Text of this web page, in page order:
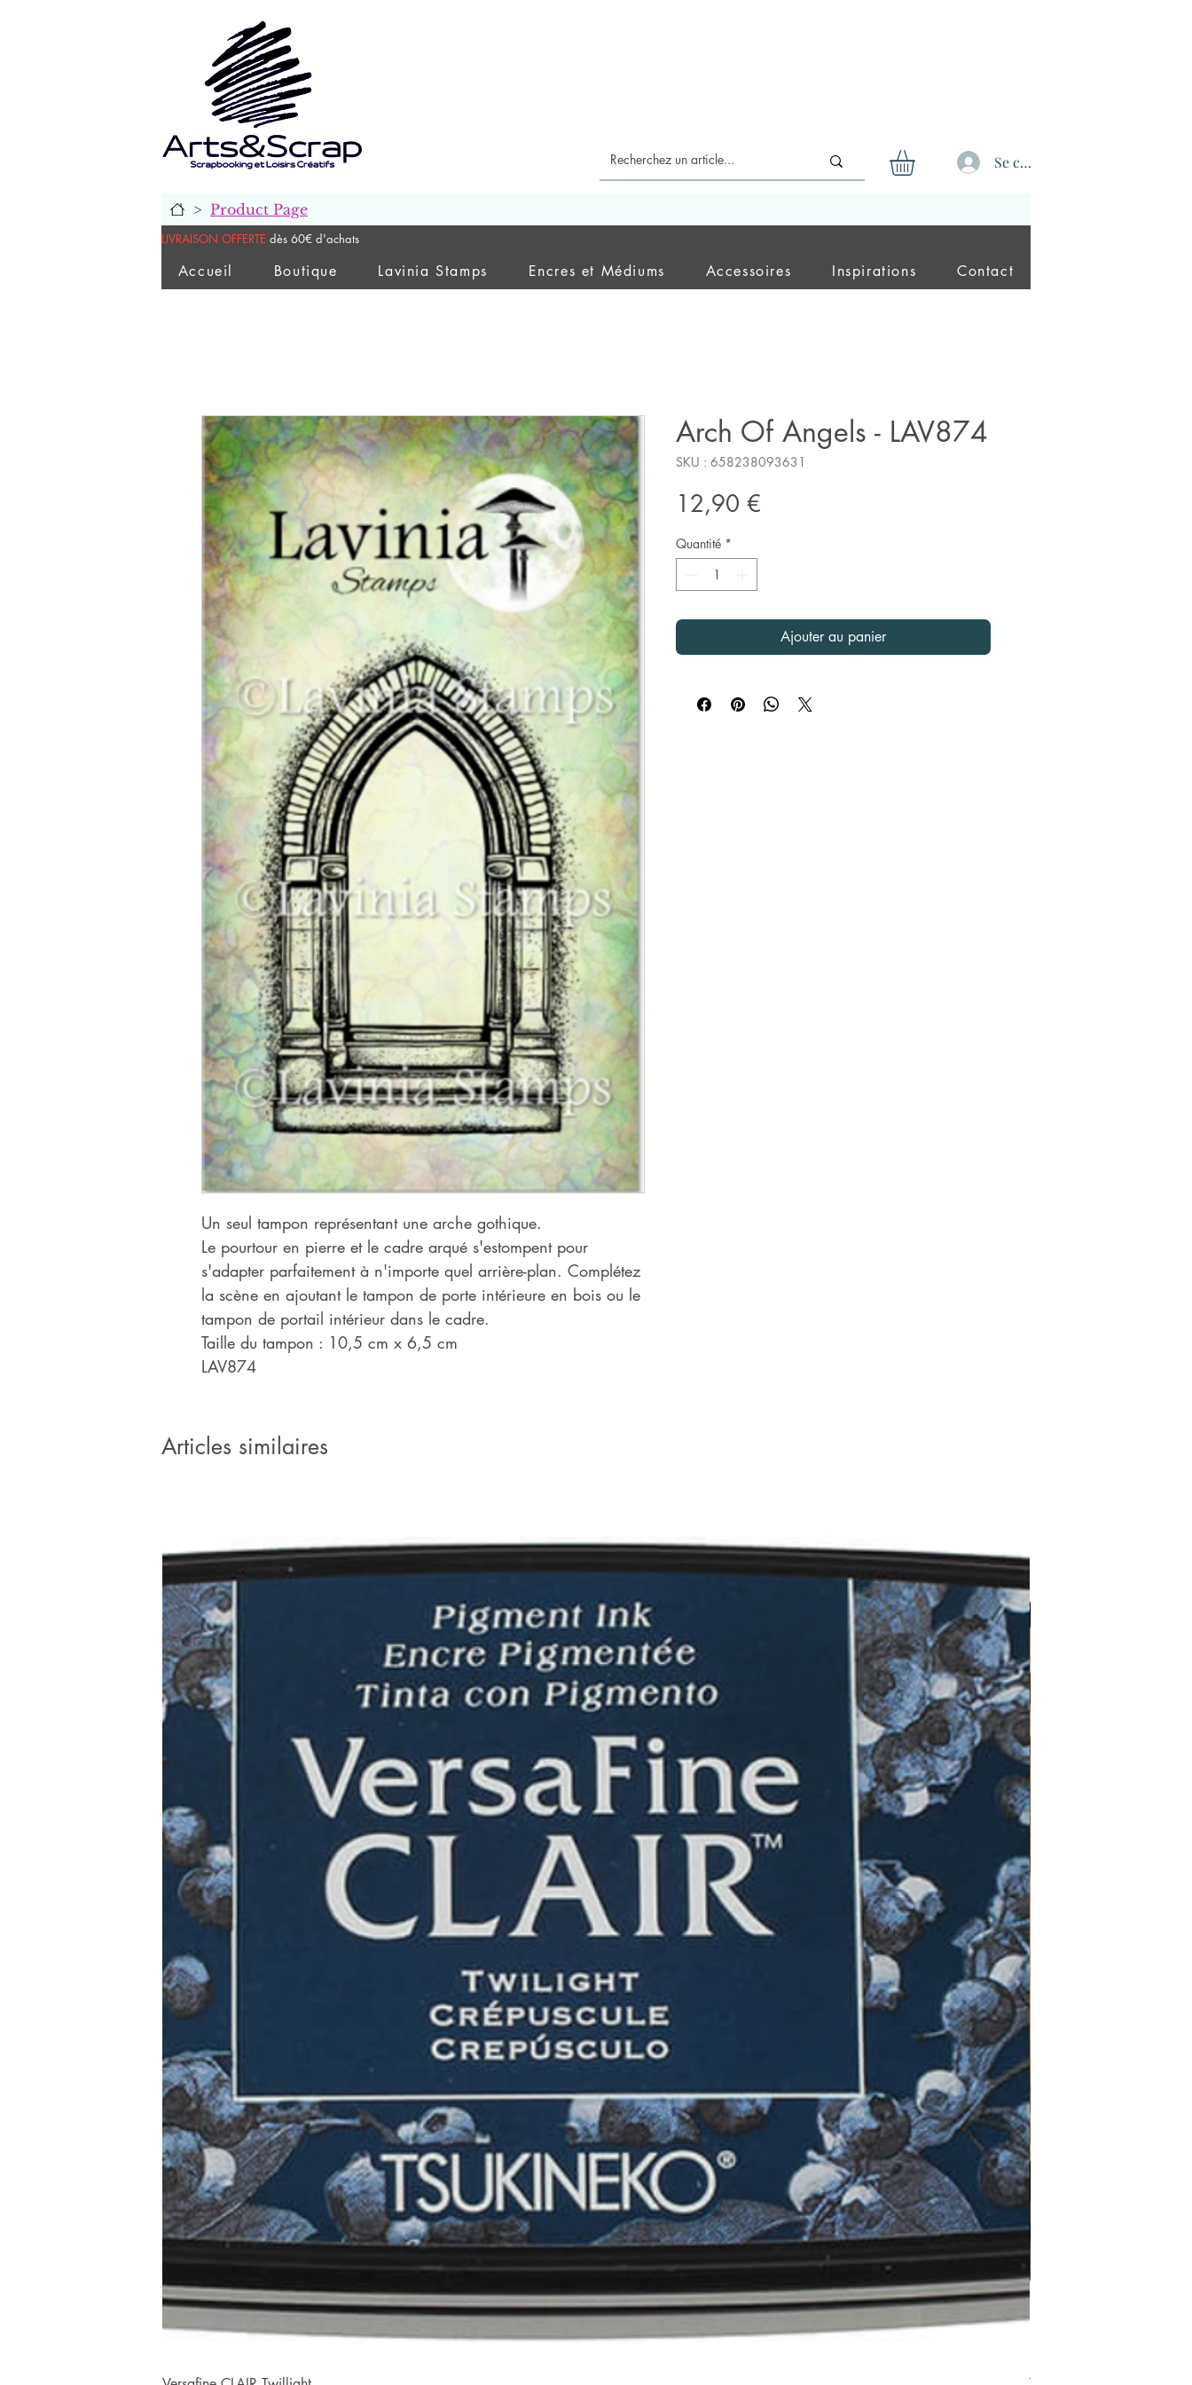
Se connecter
> Product Page
LIVRAISON OFFERTE dès 60€ d'achats
Accueil Boutique Lavinia Stamps Encres et Médiums Accessoires Inspirations Contact
Un seul tampon représentant une arche gothique.
Le pourtour en pierre et le cadre arqué s'estompent pour
s'adapter parfaitement à n'importe quel arrière-plan. Complétez
la scène en ajoutant le tampon de porte intérieure en bois ou le
tampon de portail intérieur dans le cadre.
Taille du tampon : 10,5 cm x 6,5 cm
LAV874
Arch Of Angels - LAV874
SKU : 658238093631
12,90 €
Quantité *
Ajouter au panier
Articles similaires